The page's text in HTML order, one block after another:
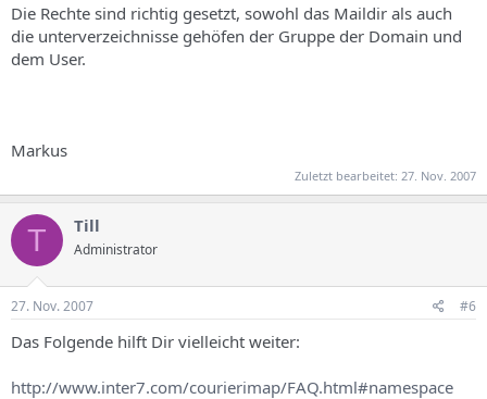
Die Rechte sind richtig gesetzt, sowohl das Maildir als auch
die unterverzeichnisse gehöfen der Gruppe der Domain und
dem User.
Markus
Zuletzt bearbeitet: 27. Nov. 2007
T Till
Administrator
27. Nov. 2007 #6
Das Folgende hilft Dir vielleicht weiter:
http://www.inter7.com/courierimap/FAQ.html#namespace